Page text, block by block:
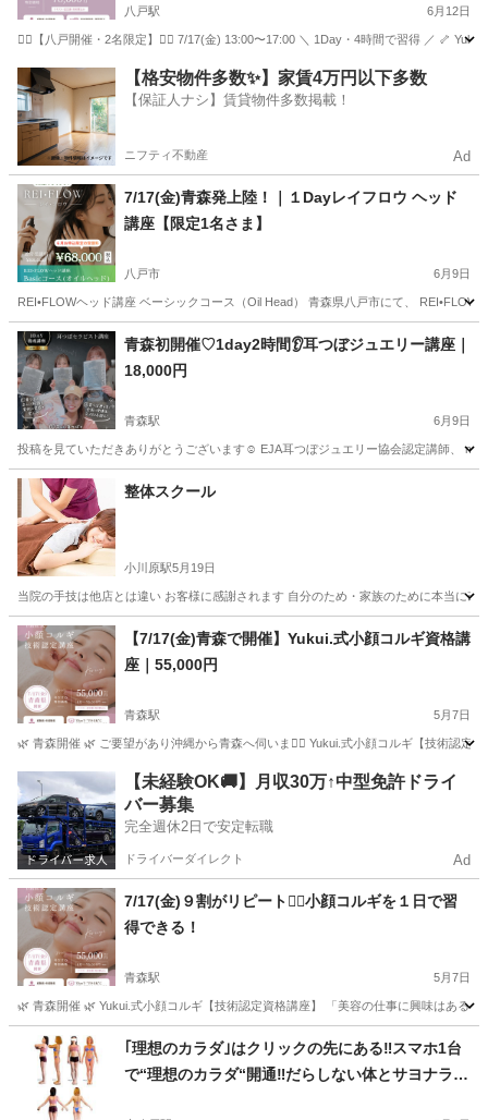
八戸駅 6月12日
❤️‍🔥【八戸開催・2名限定】❤️‍🔥 7/17(金) 13:00〜17:00 ＼ 1Day・4時間で習得 ／ 🦴
青森 八戸市 八戸駅 リフトアップ
【格安物件多数✨】家賃4万円以下多数
【保証人ナシ】賃貸物件多数掲載！
ニフティ不動産 Ad
7/17(金)青森発上陸！｜１Dayレイフロウ ヘッド
講座【限定1名さま】
八戸市 6月9日
REI•FLOWヘッド講座 ベーシックコース（Oil Head） 青森県八戸市にて、
青森 八戸市 ヘッドスパ
青森初開催♡1day2時間👂耳つぼジュエリー講座｜
18,000円
青森駅 6月9日
投稿を見ていただきありがとうございます☺️ EJA耳つぼジュエリー協会認定講師、
青森 青森市 青森駅
整体スクール
小川原駅5月19日
当院の手技は他店とは違い お客様に感謝されます 自分のため・家族のために本当に
青森 十和田市 小川原駅 マッサージ 東洋医学
【7/17(金)青森で開催】Yukui.式小顔コルギ資格講
座｜55,000円
青森駅 5月7日
🌿 青森開催 🌿 ご要望があり沖縄から青森へ伺いま❤️‍🔥 Yukui.式小顔コルギ【技術認
三沢市 青森駅 その他 コルギ
【未経験OK🚚】月収30万↑中型免許ドライ
バー募集
完全週休2日で安定転職
ドライバーダイレクト Ad
7/17(金)９割がリピート❤️‍🔥小顔コルギを１日で習
得できる！
青森駅 5月7日
🌿 青森開催 🌿 Yukui.式小顔コルギ【技術認定資格講座】 「美容の仕事に興味はある
青森 青森市 青森駅 その他
｢理想のカラダ｣はクリックの先にある‼️スマホ1台
で“理想のカラダ“開通‼️だらしない体とサヨナラす